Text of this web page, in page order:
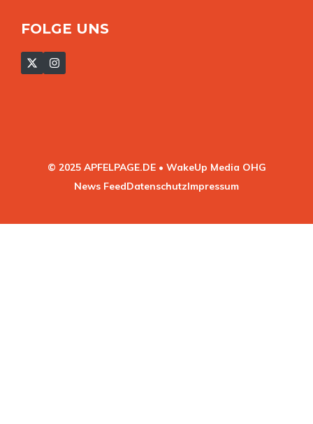
FOLGE UNS
© 2025 APFELPAGE.DE • WakeUp Media OHG
News FeedDatenschutzImpressum